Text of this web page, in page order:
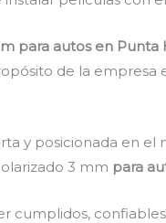
para autos en Punta
de la
y posicionada en
3 mm para
cumplidos,